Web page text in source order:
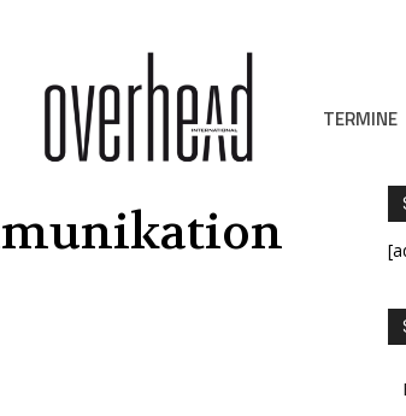
TERMINE